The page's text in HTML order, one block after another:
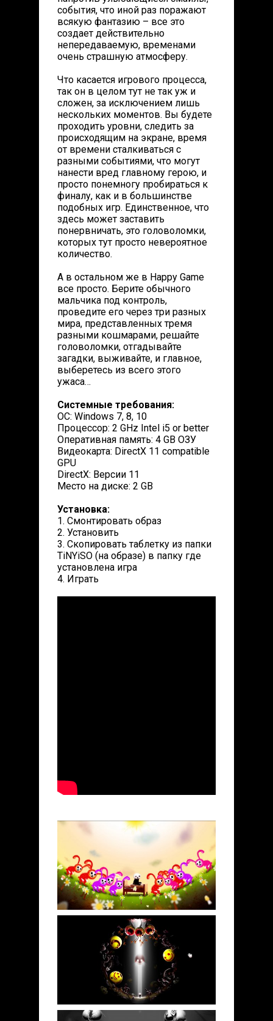
события, что иной раз поражают
всякую фантазию – все это
создает действительно
непередаваемую, временами
очень страшную атмосферу.
Что касается игрового процесса,
так он в целом тут не так уж и
сложен, за исключением лишь
нескольких моментов. Вы будете
проходить уровни, следить за
происходящим на экране, время
от времени сталкиваться с
разными событиями, что могут
нанести вред главному герою, и
просто понемногу пробираться к
финалу, как и в большинстве
подобных игр. Единственное, что
здесь может заставить
понервничать, это головоломки,
которых тут просто невероятное
количество.
А в остальном же в Happy Game
все просто. Берите обычного
мальчика под контроль,
проведите его через три разных
мира, представленных тремя
разными кошмарами, решайте
головоломки, отгадывайте
загадки, выживайте, и главное,
выберетесь из всего этого
ужаса…
Системные требования:
ОС: Windows 7, 8, 10
Процессор: 2 GHz Intel i5 or better
Оперативная память: 4 GB ОЗУ
Видеокарта: DirectX 11 compatible
GPU
DirectX: Версии 11
Место на диске: 2 GB
Установка:
1. Смонтировать образ
2. Установить
3. Скопировать таблетку из папки
TiNYiSO (на образе) в папку где
установлена игра
4. Играть